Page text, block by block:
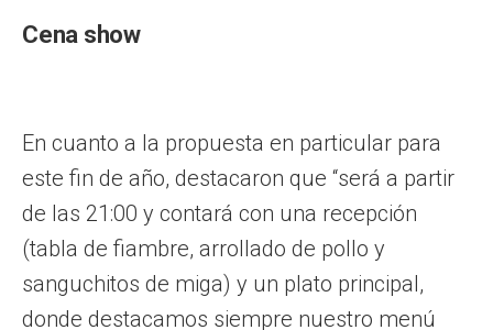
Cena show
En cuanto a la propuesta en particular para
este fin de año, destacaron que “será a partir
de las 21:00 y contará con una recepción
(tabla de fiambre, arrollado de pollo y
sanguchitos de miga) y un plato principal,
donde destacamos siempre nuestro menú